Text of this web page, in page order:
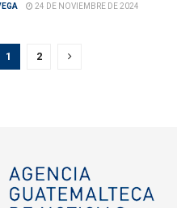
24 DE NOVIEMBRE DE 2024
1 2